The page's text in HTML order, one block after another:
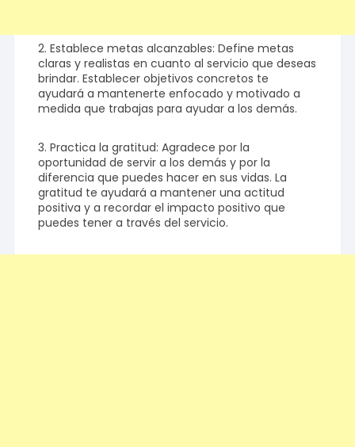
2. Establece metas alcanzables: Define metas
claras y realistas en cuanto al servicio que deseas
brindar. Establecer objetivos concretos te
ayudará a mantenerte enfocado y motivado a
medida que trabajas para ayudar a los demás.
3. Practica la gratitud: Agradece por la
oportunidad de servir a los demás y por la
diferencia que puedes hacer en sus vidas. La
gratitud te ayudará a mantener una actitud
positiva y a recordar el impacto positivo que
puedes tener a través del servicio.